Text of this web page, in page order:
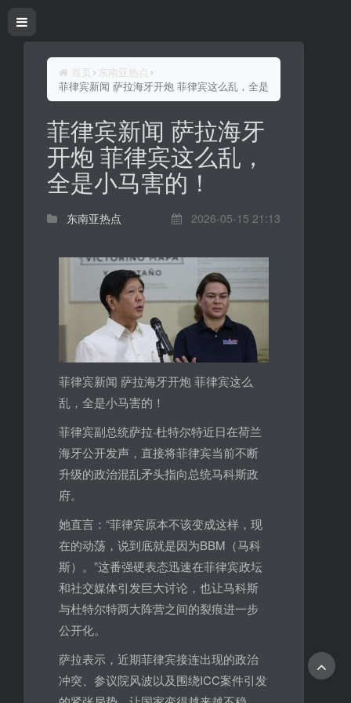
首页
东南亚热点
菲律宾新闻 萨拉海牙开炮 菲律宾这么乱，全是小马害的！
菲律宾新闻 萨拉海牙
开炮 菲律宾这么乱，
全是小马害的！
东南亚热点 2026-05-15 21:13
菲律宾新闻 萨拉海牙开炮 菲律宾这么
乱，全是小马害的！
菲律宾副总统萨拉·杜特尔特近日在荷兰
海牙公开发声，直接将菲律宾当前不断
升级的政治混乱矛头指向总统马科斯政
府。
她直言：“菲律宾原本不该变成这样，现
在的动荡，说到底就是因为BBM（马科
斯）。”这番强硬表态迅速在菲律宾政坛
和社交媒体引发巨大讨论，也让马科斯
与杜特尔特两大阵营之间的裂痕进一步
公开化。
萨拉表示，近期菲律宾接连出现的政治
冲突、参议院风波以及围绕ICC案件引发